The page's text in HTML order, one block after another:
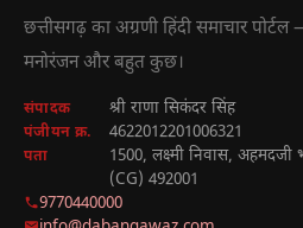
छत्तीसगढ़ का अग्रणी हिंदी समाचार
मनोरंजन और बहुत कुछ।
संपादक श्री राणा सिकंदर सिंह
पंजीयन क्र. 4622012201006321
पता
1500, लक्ष्मी निवास,
(CG) 492001
9770440000